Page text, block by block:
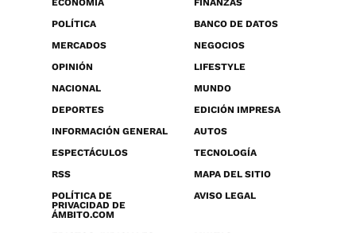
ECONOMÍA
FINANZAS
POLÍTICA
BANCO DE DATOS
MERCADOS
NEGOCIOS
OPINIÓN
LIFESTYLE
NACIONAL
MUNDO
DEPORTES
EDICIÓN IMPRESA
INFORMACIÓN GENERAL
AUTOS
ESPECTÁCULOS
TECNOLOGÍA
RSS
MAPA DEL SITIO
POLÍTICA DE
PRIVACIDAD DE
ÁMBITO.COM
AVISO LEGAL